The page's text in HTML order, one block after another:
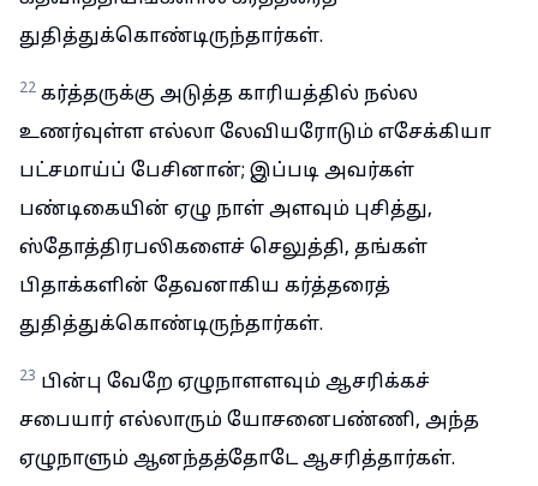
துதித்துக்கொண்டிருந்தார்கள்.
22 கர்த்தருக்கு அடுத்த காரியத்தில் நல்ல
உணர்வுள்ள எல்லா லேவியரோடும் எசேக்கியா
பட்சமாய்ப் பேசினான்; இப்படி அவர்கள்
பண்டிகையின் ஏழு நாள் அளவும் புசித்து,
ஸ்தோத்திரபலிகளைச் செலுத்தி, தங்கள்
பிதாக்களின் தேவனாகிய கர்த்தரைத்
துதித்துக்கொண்டிருந்தார்கள்.
23 பின்பு வேறே ஏழுநாளளவும் ஆசரிக்கச்
சபையார் எல்லாரும் யோசனைபண்ணி, அந்த
ஏழுநாளும் ஆனந்தத்தோடே ஆசரித்தார்கள்.